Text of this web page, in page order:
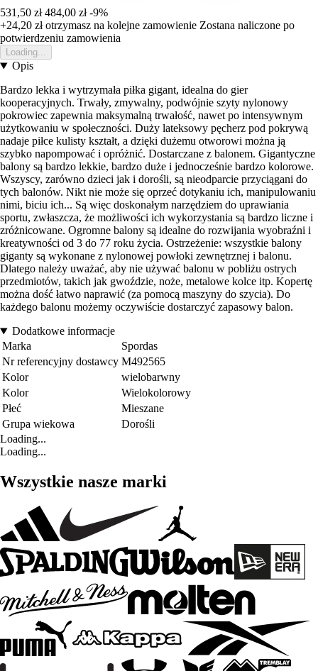
531,50 zł 484,00 zł -9%
+24,20 złotrzymasz na kolejne zamowienie Zostana naliczone po
potwierdzeniu zamowienia
Loading...
Opis
Bardzo lekka i wytrzymała piłka gigant, idealna do gier
kooperacyjnych. Trwały, zmywalny, podwójnie szyty nylonowy
pokrowiec zapewnia maksymalną trwałość, nawet po intensywnym
użytkowaniu w społeczności. Duży lateksowy pęcherz pod pokrywą
nadaje piłce kulisty kształt, a dzięki dużemu otworowi można ją
szybko napompować i opróżnić. Dostarczane z balonem. Gigantyczne
balony są bardzo lekkie, bardzo duże i jednocześnie bardzo kolorowe.
Wszyscy, zarówno dzieci jak i dorośli, są nieodparcie przyciągani do
tych balonów. Nikt nie może się oprzeć dotykaniu ich, manipulowaniu
nimi, biciu ich... Są więc doskonałym narzędziem do uprawiania
sportu, zwłaszcza, że możliwości ich wykorzystania są bardzo liczne i
zróżnicowane. Ogromne balony są idealne do rozwijania wyobraźni i
kreatywności od 3 do 77 roku życia. Ostrzeżenie: wszystkie balony
giganty są wykonane z nylonowej powłoki zewnętrznej i balonu.
Dlatego należy uważać, aby nie używać balonu w pobliżu ostrych
przedmiotów, takich jak gwoździe, noże, metalowe kolce itp. Kopertę
można dość łatwo naprawić (za pomocą maszyny do szycia). Do
każdego balonu możemy oczywiście dostarczyć zapasowy balon.
Dodatkowe informacje
Marka
Spordas
Nr referencyjny dostawcy M492565
Kolor
wielobarwny
Kolor
Wielokolorowy
Płeć
Mieszane
Grupa wiekowa
Dorośli
Loading...
Loading...
Wszystkie nasze marki